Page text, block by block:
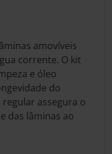
amovíveis
corrente. O kit
e óleo
do
assegura o
das lâminas ao